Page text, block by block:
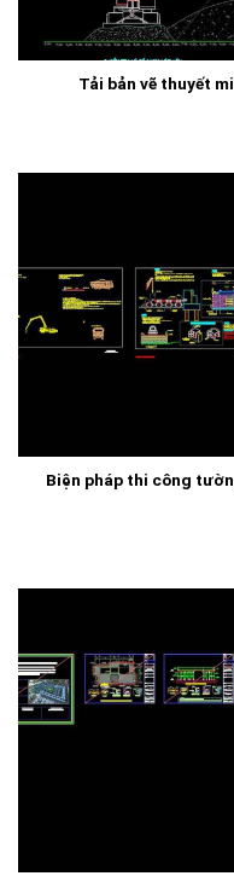
Tải bản vẽ thuyết
Biện pháp thi công